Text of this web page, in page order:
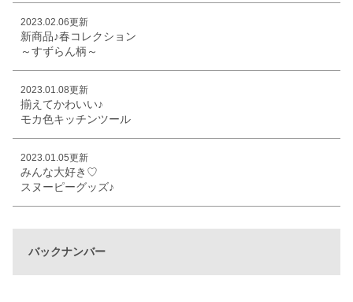
2023.02.06更新
新商品♪春コレクション
～すずらん柄～
2023.01.08更新
揃えてかわいい♪
モカ色キッチンツール
2023.01.05更新
みんな大好き♡
スヌーピーグッズ♪
バックナンバー